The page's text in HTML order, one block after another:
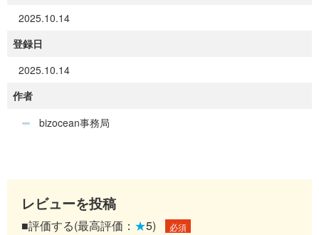
2025.10.14
登録日
2025.10.14
作者
bizocean事務局
レビューを投稿
■評価する(最高評価： ★5) 必須